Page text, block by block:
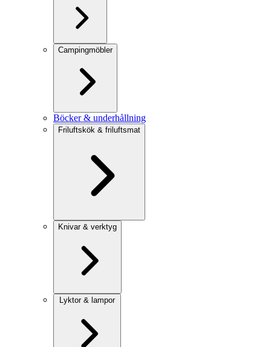
Campingmöbler
Böcker & underhållning
Friluftskök & friluftsmat
Knivar & verktyg
Lyktor & lampor